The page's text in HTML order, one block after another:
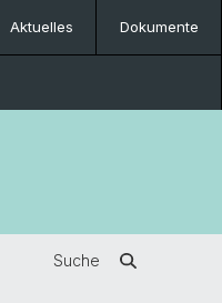
Aktuelles Dokumente
Suche